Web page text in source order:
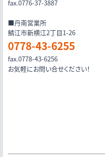
fax.0776-37-3887
■丹南営業所
鯖江市新横江2丁目1-26
0778-43-6255
fax.0778-43-6256
お気軽にお問い合せください！